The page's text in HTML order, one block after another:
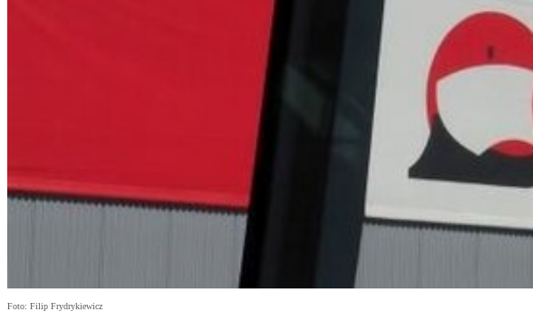
Foto: Filip Frydrykiewicz